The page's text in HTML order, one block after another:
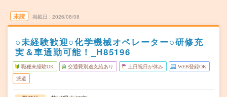
未読 掲載日 2026/08/08
○未経験歓迎○化学機械オペレーター○研修充
実＆車通勤可能！_H85196
職種未経験OK 交通費別途支給あり 土日祝日が休み WEB登録OK
派遣